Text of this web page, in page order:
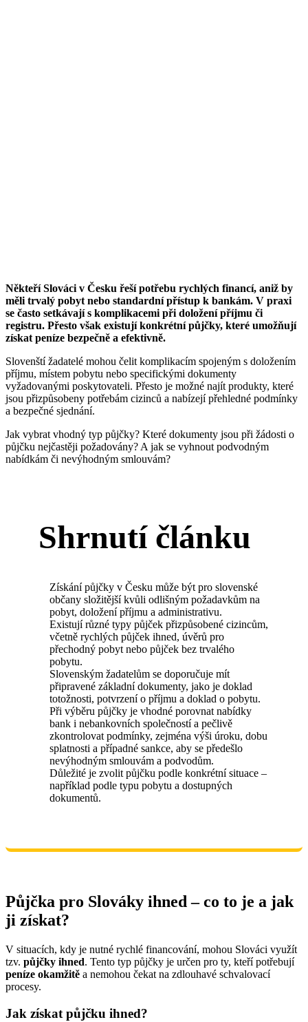
Někteří Slováci v Česku řeší potřebu rychlých financí, aniž by
měli trvalý pobyt nebo standardní přístup k bankám. V praxi
se často setkávají s komplikacemi při doložení příjmu či
registru. Přesto však existují konkrétní půjčky, které umožňují
získat peníze bezpečně a efektivně.
Slovenští žadatelé mohou čelit komplikacím spojeným s doložením
příjmu, místem pobytu nebo specifickými dokumenty
vyžadovanými poskytovateli. Přesto je možné najít produkty, které
jsou přizpůsobeny potřebám cizinců a nabízejí přehledné podmínky
a bezpečné sjednání.
Jak vybrat vhodný typ půjčky? Které dokumenty jsou při žádosti o
půjčku nejčastěji požadovány? A jak se vyhnout podvodným
nabídkám či nevýhodným smlouvám?
Shrnutí článku
Získání půjčky v Česku může být pro slovenské
občany složitější kvůli odlišným požadavkům na
pobyt, doložení příjmu a administrativu.
Existují různé typy půjček přizpůsobené cizincům,
včetně rychlých půjček ihned, úvěrů pro
přechodný pobyt nebo půjček bez trvalého
pobytu.
Slovenským žadatelům se doporučuje mít
připravené základní dokumenty, jako je doklad
totožnosti, potvrzení o příjmu a doklad o pobytu.
Při výběru půjčky je vhodné porovnat nabídky
bank i nebankovních společností a pečlivě
zkontrolovat podmínky, zejména výši úroku, dobu
splatnosti a případné sankce, aby se předešlo
nevýhodným smlouvám a podvodům.
Důležité je zvolit půjčku podle konkrétní situace –
například podle typu pobytu a dostupných
dokumentů.
Půjčka pro Slováky ihned – co to je a jak
ji získat?
V situacích, kdy je nutné rychlé financování, mohou Slováci využít
tzv. půjčky ihned. Tento typ půjčky je určen pro ty, kteří potřebují
peníze okamžitě a nemohou čekat na zdlouhavé schvalovací
procesy.
Jak získat půjčku ihned?